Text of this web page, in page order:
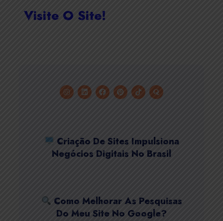
Visite O Site!
Criação De Sites Impulsiona
Negócios Digitais No Brasil
Como Melhorar As Pesquisas
Do Meu Site No Google?